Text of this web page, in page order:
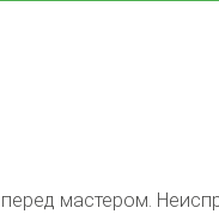
мастером.